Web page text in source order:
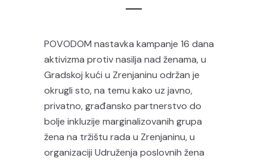
POVODOM nastavka kampanje 16 dana
aktivizma protiv nasilja nad ženama, u
Gradskoj kući u Zrenjaninu održan je
okrugli sto, na temu kako uz javno,
privatno, građansko partnerstvo do
bolje inkluzije marginalizovanih grupa
žena na tržištu rada u Zrenjaninu, u
organizaciji Udruženja poslovnih žena